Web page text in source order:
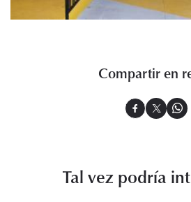
Compartir en
Tal vez podría